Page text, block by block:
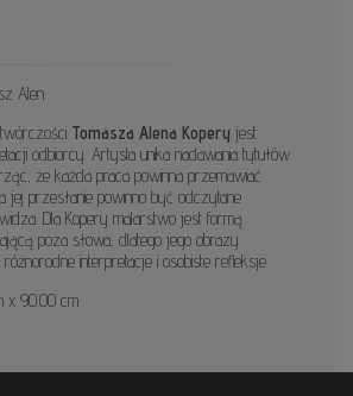
Alen
Tomasza Alena Kopery jest
odbiorcy. Artysta unika nadawania tytułów
że każda praca powinna przemawiać
jej przesłanie powinno być odczytane
Dla Kopery malarstwo jest formą
poza słowa, dlatego jego obrazy
interpretacje i osobiste refleksje.
x 90.00 cm